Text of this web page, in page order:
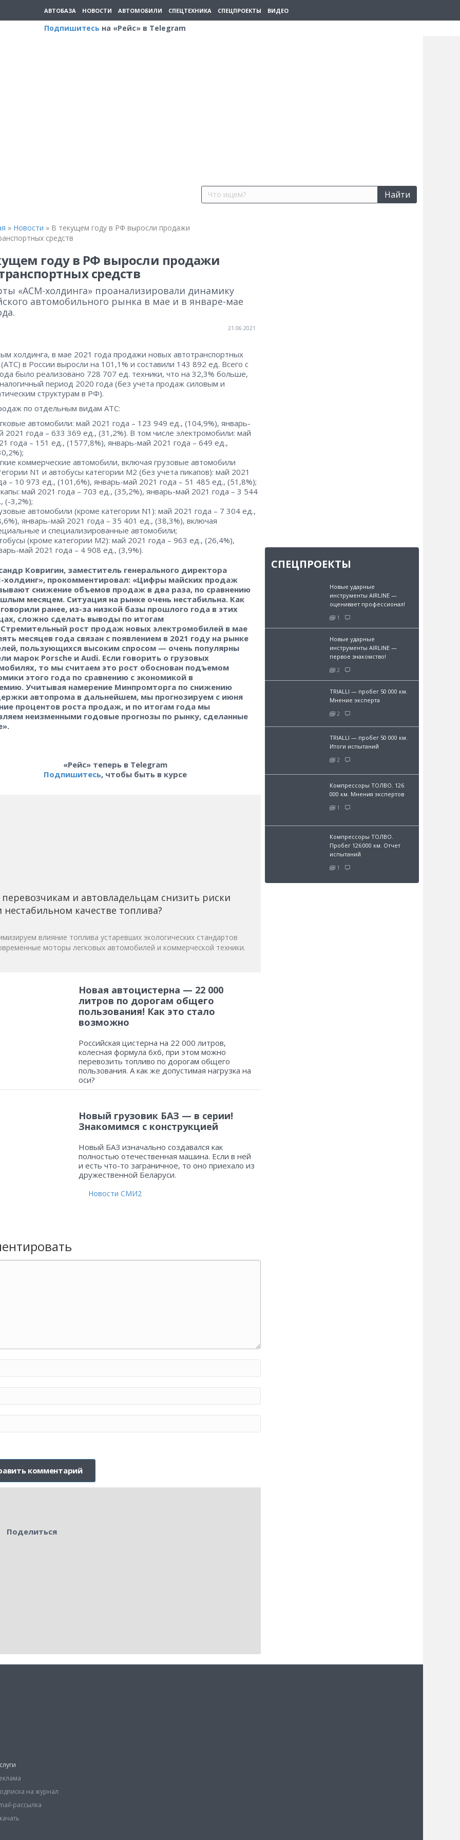
АВТОБАЗА НОВОСТИ АВТОМОБИЛИ СПЕЦТЕХНИКА СПЕЦПРОЕКТЫ ВИДЕО
Подпишитесь на «Рейс» в Telegram
Найти
» Новости » В текущем году в РФ выросли продажи
средств
году в РФ выросли продажи
средств
«АСМ-холдинга» проанализировали динамику
автомобильного рынка в мае и в январе-мае
21.06.2021
холдинга, в мае 2021 года продажи новых автотранспортных
в России выросли на 101,1% и составили 143 892 ед. Всего с
было реализовано 728 707 ед. техники, что на 32,3% больше,
период 2020 года (без учета продаж силовым и
структурам в РФ).
по отдельным видам АТС:
автомобили: май 2021 года – 123 949 ед., (104,9%), январь-
2021 года – 633 369 ед., (31,2%). В том числе электромобили: май
года – 151 ед., (1577,8%), январь-май 2021 года – 649 ед.,
коммерческие автомобили, включая грузовые автомобили
N1 и автобусы категории M2 (без учета пикапов): май 2021
– 10 973 ед., (101,6%), январь-май 2021 года – 51 485 ед., (51,8%);
май 2021 года – 703 ед., (35,2%), январь-май 2021 года – 3 544
(-3,2%);
автомобили (кроме категории N1): май 2021 года – 7 304 ед.,
январь-май 2021 года – 35 401 ед., (38,3%), включая
и специализированные автомобили;
(кроме категории М2): май 2021 года – 963 ед., (26,4%),
май 2021 года – 4 908 ед., (3,9%).
Ковригин, заместитель генерального директора
холдинг», прокомментировал: «Цифры майских продаж
снижение объемов продаж в два раза, по сравнению
месяцем. Ситуация на рынке очень нестабильна. Как
ранее, из-за низкой базы прошлого года в этих
сложно сделать выводы по итогам
рост продаж новых электромобилей в мае
месяцев года связан с появлением в 2021 году на рынке
пользующихся высоким спросом — очень популярны
марок Porsche и Audi. Если говорить о грузовых
то мы считаем это рост обоснован подъемом
этого года по сравнению с экономикой в
Учитывая намерение Минпромторга по снижению
автопрома в дальнейшем, мы прогнозируем с июня
процентов роста продаж, и по итогам года мы
неизменными годовые прогнозы по рынку, сделанные
«Рейс» теперь в Telegram
Подпишитесь, чтобы быть в курсе
перевозчикам и автовладельцам снизить риски
нестабильном качестве топлива?
влияние топлива устаревших экологических стандартов
моторы легковых автомобилей и коммерческой техники.
Новая автоцистерна — 22 000
литров по дорогам общего
пользования! Как это стало
возможно
Российская цистерна на 22 000 литров,
колесная формула 6х6, при этом можно
перевозить топливо по дорогам общего
пользования. А как же допустимая нагрузка на
оси?
Новый грузовик БАЗ — в серии!
Знакомимся с конструкцией
Новый БАЗ изначально создавался как
полностью отечественная машина. Если в ней
и есть что-то заграничное, то оно приехало из
дружественной Беларуси.
Новости СМИ2
Поделиться
СПЕЦПРОЕКТЫ
Новые ударные
инструменты AIRLINE —
оценивает профессионал!
1
Новые ударные
инструменты AIRLINE —
первое знакомство!
2
TRIALLI — пробег 50 000 км.
Мнение эксперта
2
TRIALLI — пробег 50 000 км.
Итоги испытаний
2
Компрессоры ТОЛВО. 126
000 км. Мнения экспертов
1
Компрессоры ТОЛВО.
Пробег 126 000 км. Отчет
испытаний
1
на журнал
рассылка